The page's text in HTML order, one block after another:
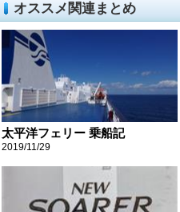
オススメ関連まとめ
太平洋フェリー 乗船記
2019/11/29